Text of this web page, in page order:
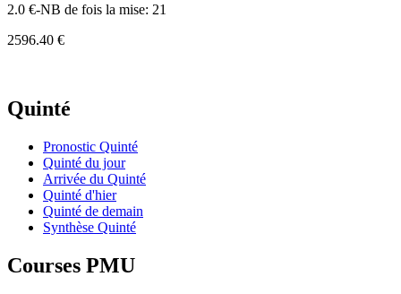
2.0 €-NB de fois la mise: 21
2596.40 €
Quinté
Pronostic Quinté
Quinté du jour
Arrivée du Quinté
Quinté d'hier
Quinté de demain
Synthèse Quinté
Courses PMU